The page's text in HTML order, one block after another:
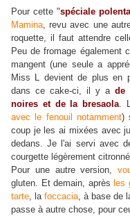
Pour cette "spéciale
Mamina, revu avec une
roquette, il faut attendre
Peu de fromage également
mangent (une seule a
Miss L devient de plus en
dans ce cake-ci, il y a de
noires et de la bresaola.
avec le fenouil notamment)
coup je les ai mixées avec
dedans. Je l'ai servi avec
courgette légèrement
Pour une autre version,
gluten. Et demain, après les
tarte, la foccacia, à base de
passe à autre chose, pour